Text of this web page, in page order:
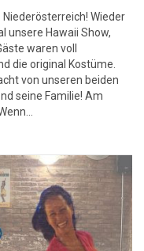
Wieder
unsere Hawaii Show,
waren voll
die original Kostüme.
von unseren beiden
seine Familie! Am